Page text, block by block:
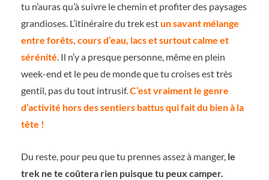
tu n’auras qu’à suivre le chemin et profiter des paysages
grandioses. L’itinéraire du trek estun savant mélange
entre forêts, cours d’eau, lacs et surtout calme et
sérénité. Il n’y a presque personne, même en plein
week-end et le peu de monde que tu croises est très
gentil, pas du tout intrusif.C’est vraiment le genre
d’activité hors des sentiers battus qui fait du bien à la
tête !
Du reste, pour peu que tu prennes assez à manger, le
trek ne te coûtera rien puisque tu peux camper.